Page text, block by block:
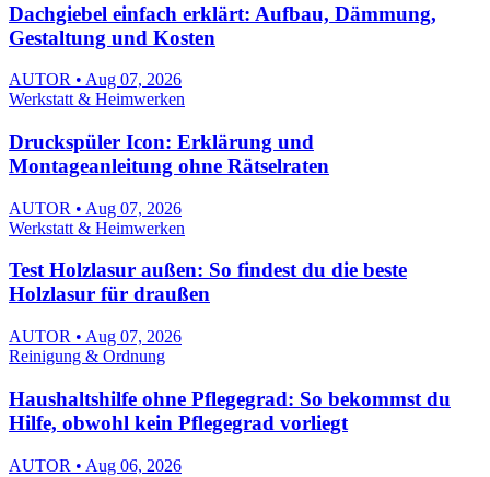
Dachgiebel einfach erklärt: Aufbau, Dämmung,
Gestaltung und Kosten
AUTOR • Aug 07, 2026
Werkstatt & Heimwerken
Druckspüler Icon: Erklärung und
Montageanleitung ohne Rätselraten
AUTOR • Aug 07, 2026
Werkstatt & Heimwerken
Test Holzlasur außen: So findest du die beste
Holzlasur für draußen
AUTOR • Aug 07, 2026
Reinigung & Ordnung
Haushaltshilfe ohne Pflegegrad: So bekommst du
Hilfe, obwohl kein Pflegegrad vorliegt
AUTOR • Aug 06, 2026